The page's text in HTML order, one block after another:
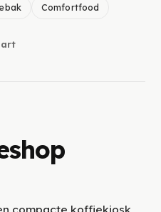
Comfortfood
compacte koffiekiosk